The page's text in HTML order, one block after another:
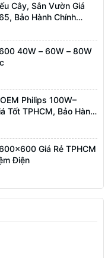
Cây, Sân Vườn Giá
Bảo Hành Chính
40W – 60W – 80W
Philips 100W–
Tốt TPHCM, Bảo Hành
Giá Rẻ TPHCM
Điện